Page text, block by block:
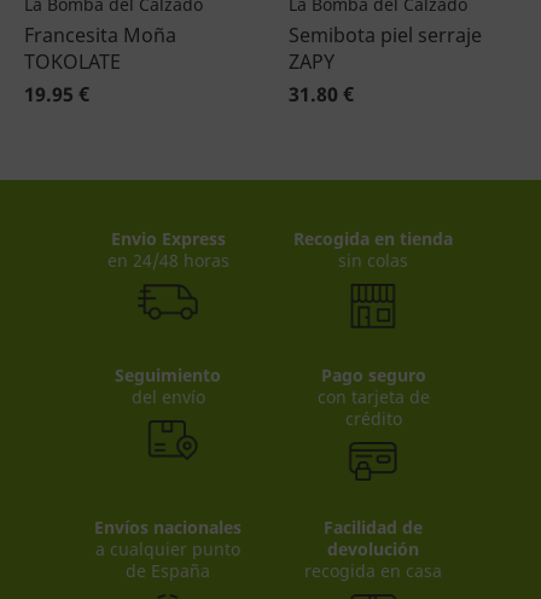
Francesita Moña
TOKOLATE
19.95 €
Semibota piel serraje
ZAPY
31.80 €
Envio Express
en 24/48 horas
Recogida en tienda
sin colas
Seguimiento
del envío
Pago seguro
con tarjeta de
crédito
Envíos nacionales
a cualquier punto
de España
Facilidad de
devolución
recogida en casa